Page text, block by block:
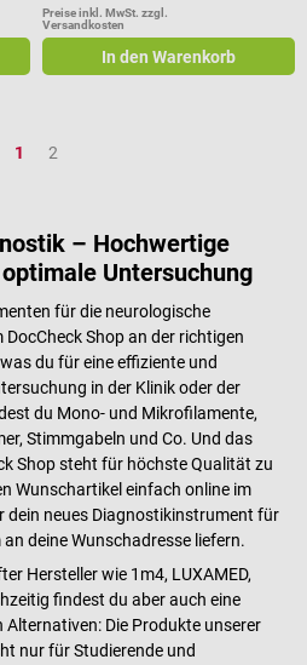
Preise inkl. MwSt. zzgl.
Versandkosten
In den Warenkorb
Seite
1 Seite
2
– Hochwertige
Untersuchung
für die neurologische
Shop an der richtigen
du für eine effiziente und
in der Klinik oder der
du Mono- und Mikrofilamente,
Stimmgabeln und Co. Und das
Shop steht für höchste Qualität zu
Wunschartikel einfach online im
dein neues Diagnostikinstrument für
deine Wunschadresse liefern.
Hersteller wie 1m4, LUXAMED,
findest du aber auch eine
Die Produkte unserer
nur für Studierende und